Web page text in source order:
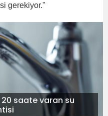
gerekiyor."
saate varan su